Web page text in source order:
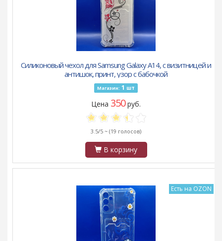
Силиконовый чехол для Samsung Galaxy A14, с визитницей и
антишок, принт, узор с бабочкой
Магазин: 1 шт
Цена 350руб.
3.5/5 ~ (19 голосов)
В корзину
Есть на OZON